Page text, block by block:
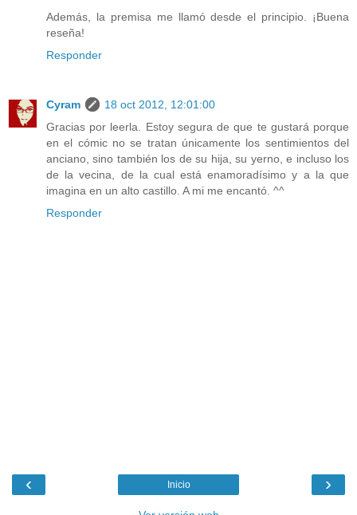
Además, la premisa me llamó desde el principio. ¡Buena
reseña!
Responder
Cyram
18 oct 2012, 12:01:00
Gracias por leerla. Estoy segura de que te gustará porque
en el cómic no se tratan únicamente los sentimientos del
anciano, sino también los de su hija, su yerno, e incluso los
de la vecina, de la cual está enamoradísimo y a la que
imagina en un alto castillo. A mi me encantó. ^^
Responder
‹ ›
Inicio